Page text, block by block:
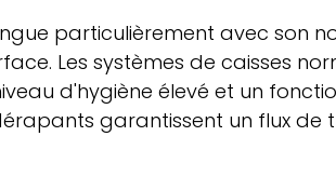
particulièrement avec son
Les systèmes de caisses
d'hygiène élevé et un
garantissent un flux de